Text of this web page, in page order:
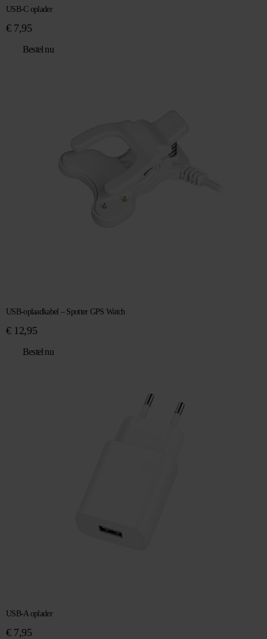
USB-C oplader
€7,95
Bestel nu
USB-oplaadkabel – Spotter GPS Watch
€12,95
Bestel nu
USB-A oplader
€7,95